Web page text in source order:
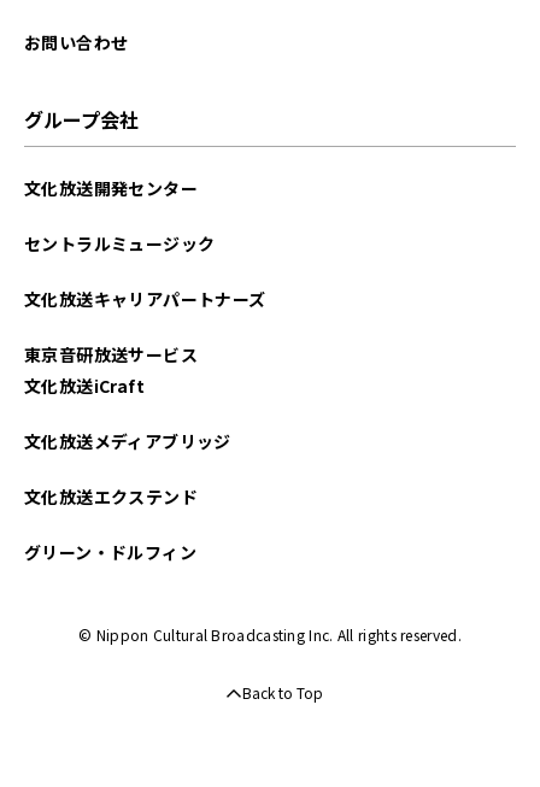
お問い合わせ
グループ会社
文化放送開発センター
セントラルミュージック
文化放送キャリアパートナーズ
東京音研放送サービス
文化放送iCraft
文化放送メディアブリッジ
文化放送エクステンド
グリーン・ドルフィン
© Nippon Cultural Broadcasting Inc. All rights reserved.
Back to Top